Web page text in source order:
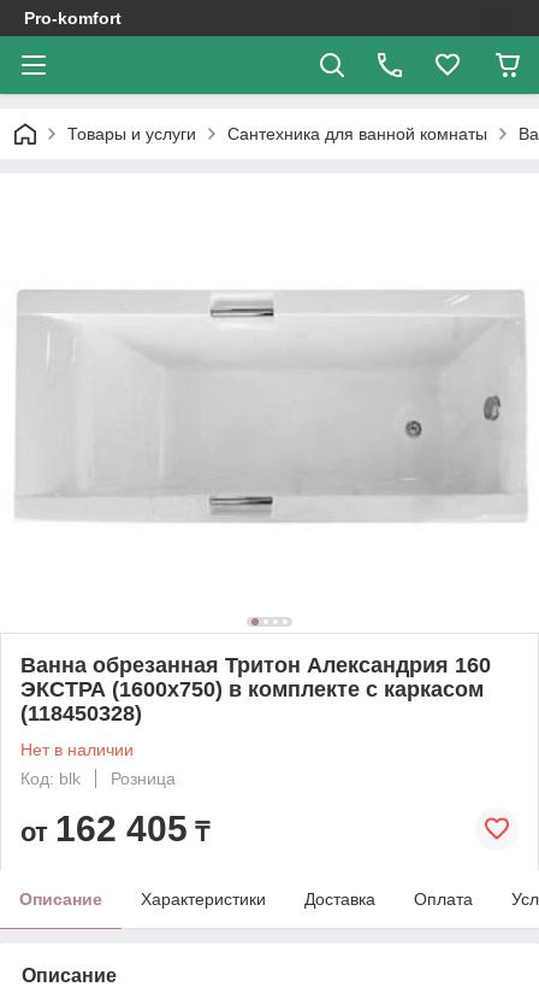
Pro-komfort
Товары и услуги Сантехника для ванной комнаты
Ванна обрезанная Тритон Александрия 160
ЭКСТРА (1600х750) в комплекте с каркасом
(118450328)
Нет в наличии
Код: blk
Розница
от 162 405 ₸
Описание Характеристики Доставка Оплата
Описание